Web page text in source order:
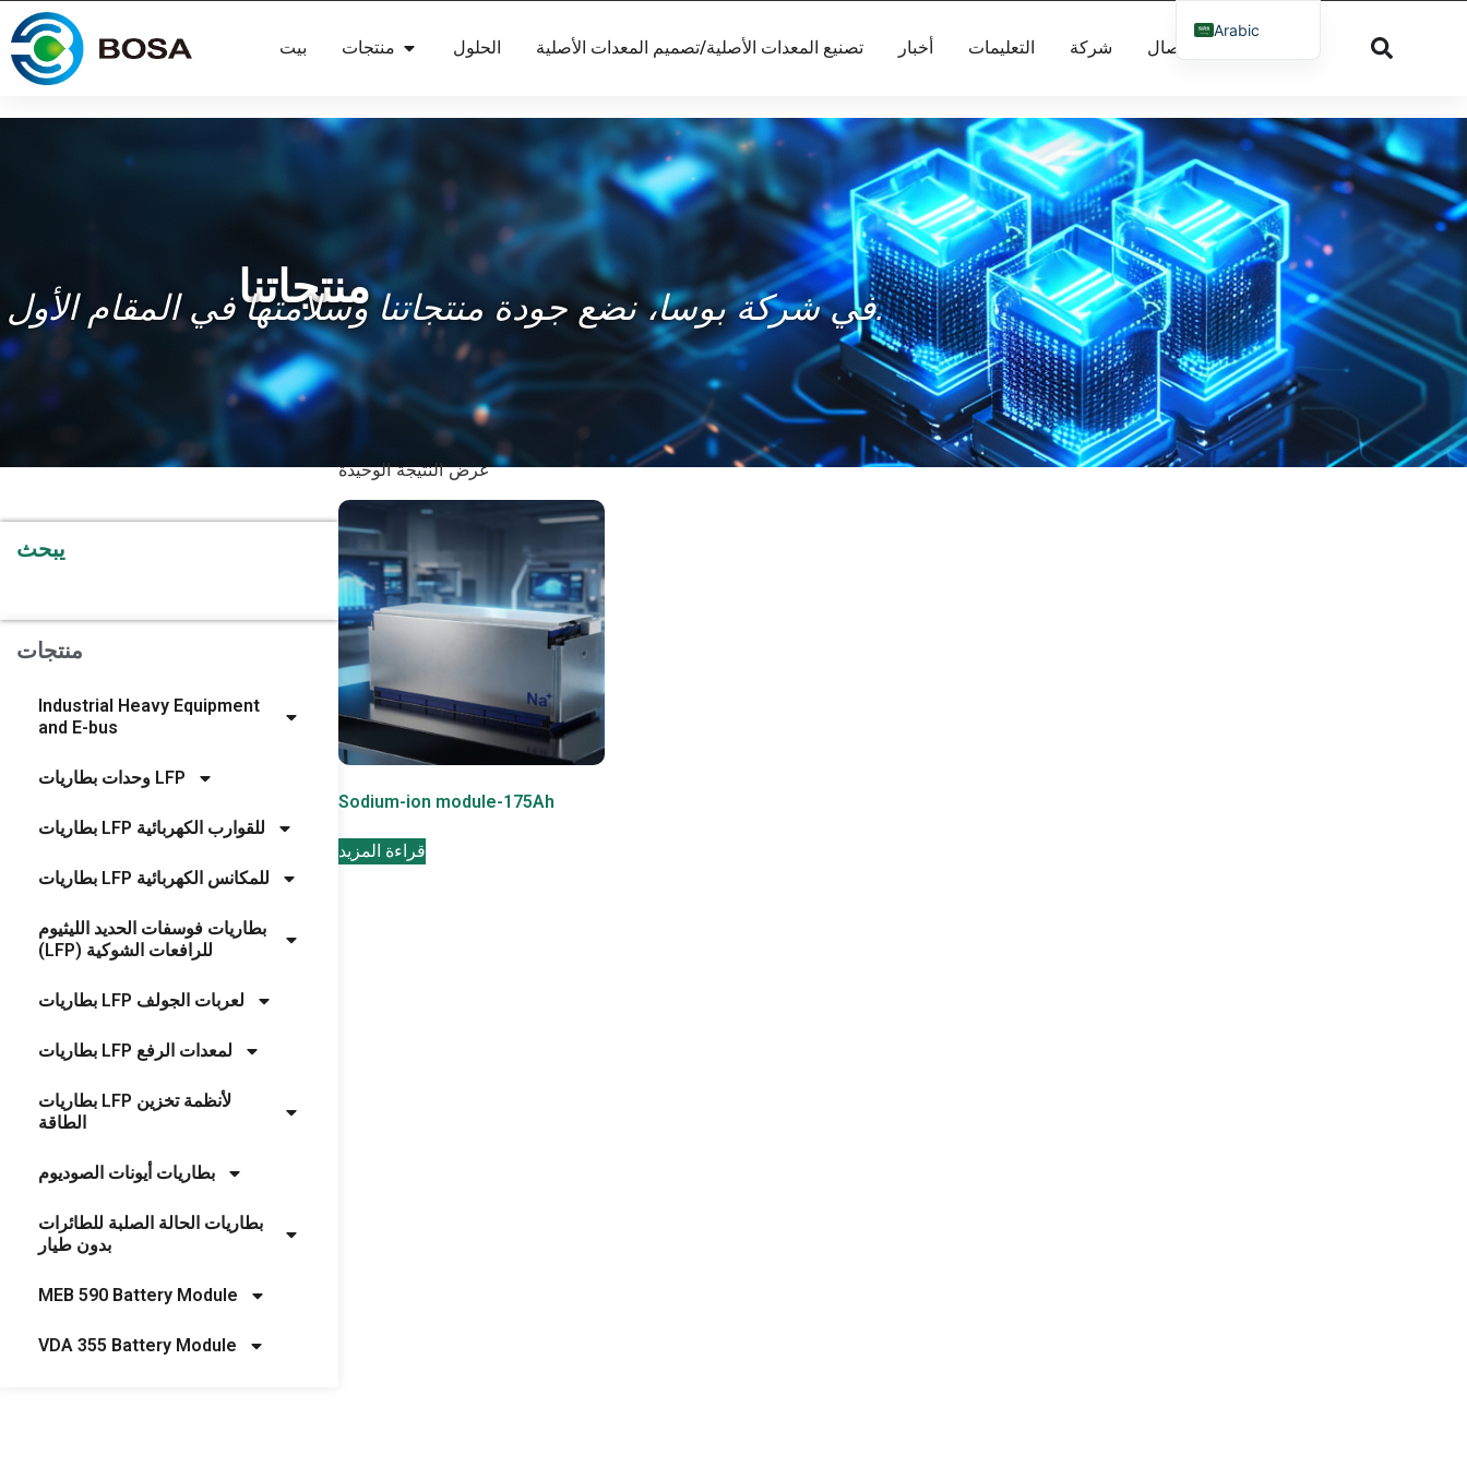
بيت منتجات الحلول تصنيع المعدات الأصلية/تصميم المعدات الأصلية أخبار التعليمات شركة اتصال
منتجاتنا في شركة بوسا، نضع جودة منتجاتنا وسلامتها في المقام الأول.
يبحث
منتجات
Industrial Heavy Equipment
and E-bus
وحدات بطاريات LFP
بطاريات LFP للقوارب الكهربائية
بطاريات LFP للمكانس الكهربائية
بطاريات فوسفات الحديد الليثيوم
(LFP) للرافعات الشوكية
بطاريات LFP لعربات الجولف
بطاريات LFP لمعدات الرفع
بطاريات LFP لأنظمة تخزين
الطاقة
بطاريات أيونات الصوديوم
بطاريات الحالة الصلبة للطائرات
بدون طيار
MEB 590 Battery Module
VDA 355 Battery Module
عرض النتيجة الوحيدة
Sodium-ion module-175Ah
قراءة المزيد
Arabic
Russian
Spanish
Dutch
German
Greek
Danish
Norwegian
Italian